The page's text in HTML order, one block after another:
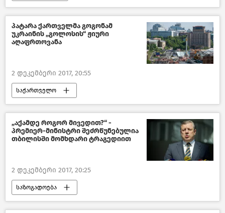
მარიხუანის დეკრიმინალიზაცია საქართველოში 2020
საქართველო
პატარა ქართველმა გოგონამ
უკრაინის „გოლოსის“ ჟიური
აღაფრთოვანა
2 დეკემბერი 2017, 20:55
საქართველო
კულტურა საქართველოში
„აქამდე როგორ მივედით?“ -
პრემიერ-მინისტრი შეძრწუნებულია
თბილისში მომხდარი ტრაგედიით
2 დეკემბერი 2017, 20:25
საზოგადოება
საქართველოს პრემიერ-მინისტრი–2018